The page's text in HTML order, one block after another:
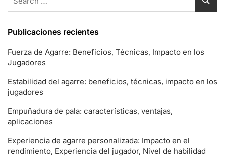
Publicaciones recientes
Fuerza de Agarre: Beneficios, Técnicas, Impacto en los
Jugadores
Estabilidad del agarre: beneficios, técnicas, impacto en los
jugadores
Empuñadura de pala: características, ventajas,
aplicaciones
Experiencia de agarre personalizada: Impacto en el
rendimiento, Experiencia del jugador, Nivel de habilidad